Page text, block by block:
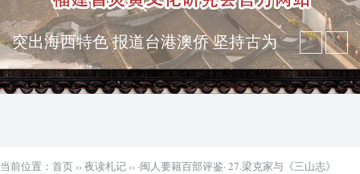
弘扬优秀文化 振奋民族精神 介绍民族
瑰宝 宣传中华精英
突出海西特色 报道台港澳侨 坚持古为
当前位置： 首页 ›› 夜读札记 ›› ·闽人要籍百部评鉴· 27.梁克家与《三山志》